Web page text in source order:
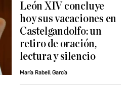
León XIV concluye
hoy sus vacaciones en
Castelgandolfo: un
retiro de oración,
lectura y silencio
María Rabell García